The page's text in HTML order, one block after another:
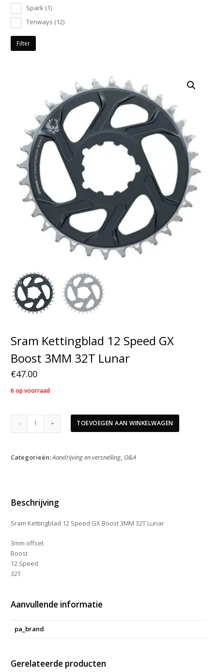
Spark (1)
Tenways (12)
Filter
Sram Kettingblad 12 Speed GX
Boost 3MM 32T Lunar
€47.00
6 op voorraad
Sram
GX
Lunar
TOEVOEGEN AAN WINKELWAGEN
Categorieën:Aandrijving en versnelling, O&A
Beschrijving
Sram Kettingblad 12 Speed GX Boost 3MM 32T Lunar
3mm offset
Boost
12 Speed
32T
Aanvullende informatie
pa_brand
Gerelateerde producten